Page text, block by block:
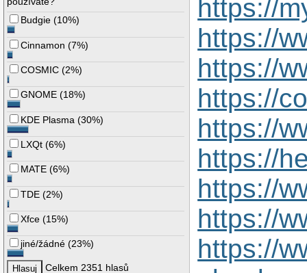
Budgie (10%)
Cinnamon (7%)
COSMIC (2%)
GNOME (18%)
KDE Plasma (30%)
LXQt (6%)
MATE (6%)
TDE (2%)
Xfce (15%)
jiné/žádné (23%)
Celkem 2351 hlasů
https://
https://
https://
https://
https://
https://
https://
https://
https://